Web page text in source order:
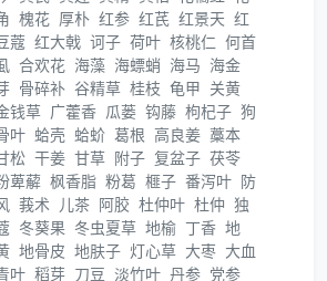
槐花 厚朴 红参 红芪 红景天 红
蔻 红大戟 诃子 荷叶 核桃仁 何首
合欢花 海藻 海螵蛸 海马 海金
骨碎补 谷精草 桂枝 龟甲 关黄
钱草 广藿香 瓜蒌 钩藤 枸杞子 狗
叶 蛤壳 蛤蚧 葛根 高良姜 藁本
松 干姜 甘草 附子 复盆子 茯苓
萆薢 枫香脂 粉葛 榧子 番泻叶 防
莪术 儿茶 阿胶 杜仲叶 杜仲 独
冬葵果 冬虫夏草 地榆 丁香 地
地骨皮 地肤子 灯心草 大枣 大血
叶 稻芽 刀豆 淡竹叶 丹参 党参